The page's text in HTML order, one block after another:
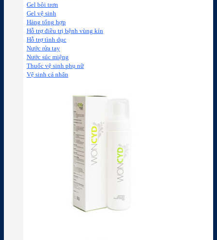
Gel bôi trơn
Gel vệ sinh
Hàng tổng hợp
Hỗ trợ điều trị bệnh vùng kín
Hỗ trợ tình dục
Nước rửa tay
Nước súc miệng
Thuốc vệ sinh phụ nữ
Vệ sinh cá nhân